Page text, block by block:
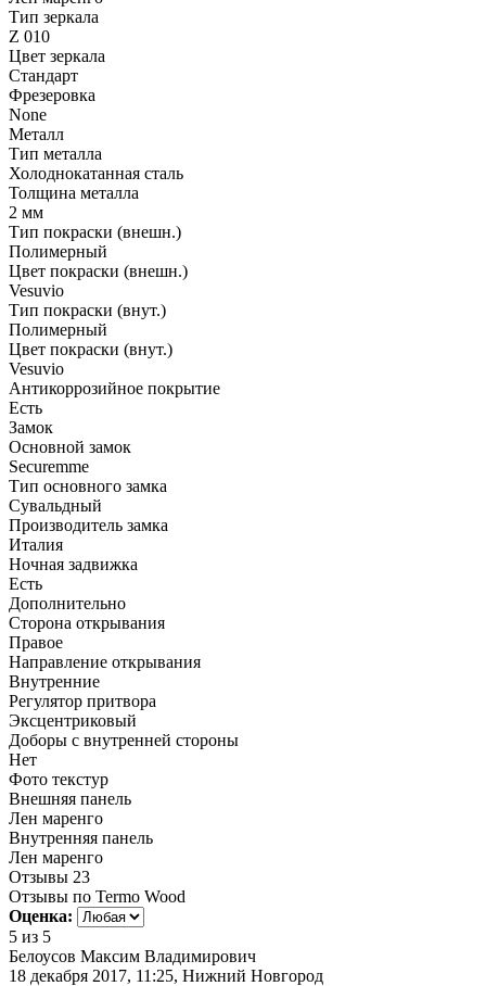
Тип зеркала
Z 010
Цвет зеркала
Стандарт
Фрезеровка
None
Металл
Тип металла
Холоднокатанная сталь
Толщина металла
2 мм
Тип покраски (внешн.)
Полимерный
Цвет покраски (внешн.)
Vesuvio
Тип покраски (внут.)
Полимерный
Цвет покраски (внут.)
Vesuvio
Антикоррозийное покрытие
Есть
Замок
Основной замок
Securemme
Тип основного замка
Сувальдный
Производитель замка
Италия
Ночная задвижка
Есть
Дополнительно
Сторона открывания
Правое
Направление открывания
Внутренние
Регулятор притвора
Эксцентриковый
Доборы с внутренней стороны
Нет
Фото текстур
Внешняя панель
Лен маренго
Внутренняя панель
Лен маренго
Отзывы 23
Отзывы по Termo Wood
Оценка:
5 из 5
Белоусов Максим Владимирович
18 декабря 2017, 11:25, Нижний Новгород